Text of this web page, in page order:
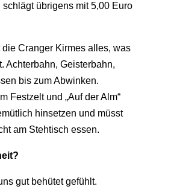
übrigens mit 5,00 Euro
Cranger Kirmes alles, was
Achterbahn, Geisterbahn,
bis zum Abwinken.
Festzelt und „Auf der Alm“
hinsetzen und müsst
am Stehtisch essen.
gut behütet gefühlt.